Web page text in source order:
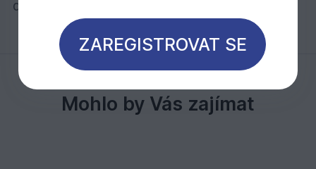
drážka
Mohlo by Vás zajímat
ZAREGISTROVAT SE